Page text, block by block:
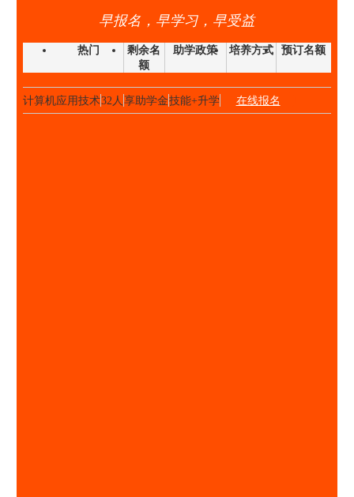
早报名，早学习，早受益
热门
剩余名
额
助学政策 培养方式 预订名额
32人享助学金 技能+升学 在线报名
时尚西点班23人 享助学金技能+升学 在线报名
金典总厨班20人享助学金技能+升学 在线报名
计算机应用技术32人 享助学金技能+升学 在线报名